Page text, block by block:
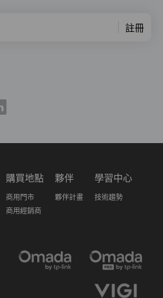
註冊
購買地點
商用門市
商用經銷商
夥伴
夥伴計畫
學習中心
技術趨勢